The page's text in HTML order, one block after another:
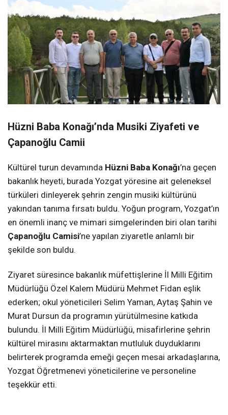
Hüzni Baba Konağı’nda Musiki Ziyafeti ve
Çapanoğlu Camii
Kültürel turun devamında Hüzni Baba Konağı’na geçen
bakanlık heyeti, burada Yozgat yöresine ait geleneksel
türküleri dinleyerek şehrin zengin musiki kültürünü
yakından tanıma fırsatı buldu. Yoğun program, Yozgat’ın
en önemli inanç ve mimari simgelerinden biri olan tarihi
Çapanoğlu Camisi’ne yapılan ziyaretle anlamlı bir
şekilde son buldu.
Ziyaret süresince bakanlık müfettişlerine İl Milli Eğitim
Müdürlüğü Özel Kalem Müdürü Mehmet Fidan eşlik
ederken; okul yöneticileri Selim Yaman, Aytaş Şahin ve
Murat Dursun da programın yürütülmesine katkıda
bulundu. İl Milli Eğitim Müdürlüğü, misafirlerine şehrin
kültürel mirasını aktarmaktan mutluluk duyduklarını
belirterek programda emeği geçen mesai arkadaşlarına,
Yozgat Öğretmenevi yöneticilerine ve personeline
teşekkür etti.